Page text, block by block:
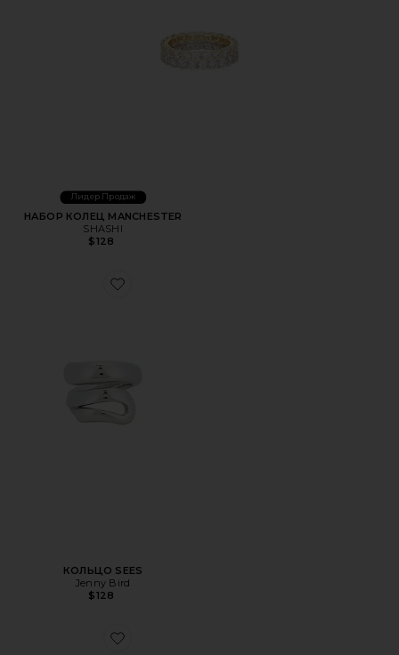
Лидер Продаж
НАБОР КОЛЕЦ MANCHESTER
SHASHI
$128
Favorite КОЛЬЦО SEES
КОЛЬЦО SEES
Jenny Bird
$128
Favorite КОЛЬЦО NAIL